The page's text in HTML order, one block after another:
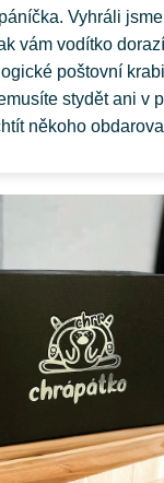
Vyhráli
vám vodítko
poštovní
stydět ani v
někoho